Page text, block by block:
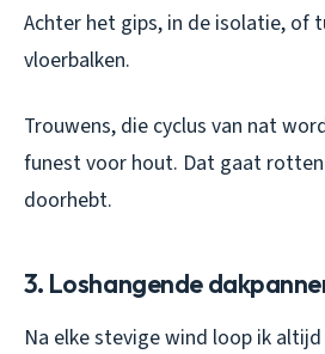
Achter het gips, in de isolatie, of
vloerbalken.
Trouwens, die cyclus van nat
funest voor hout. Dat gaat
doorhebt.
3. Loshangende
Na elke stevige wind loop ik